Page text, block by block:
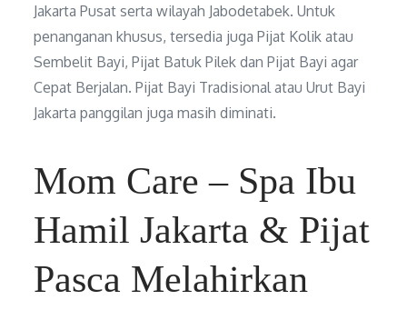
Jakarta Pusat serta wilayah Jabodetabek. Untuk
penanganan khusus, tersedia juga Pijat Kolik atau
Sembelit Bayi, Pijat Batuk Pilek dan Pijat Bayi agar
Cepat Berjalan. Pijat Bayi Tradisional atau Urut Bayi
Jakarta panggilan juga masih diminati.
S
o
w
Mom Care – Spa Ibu
Hamil Jakarta & Pijat
Pasca Melahirkan